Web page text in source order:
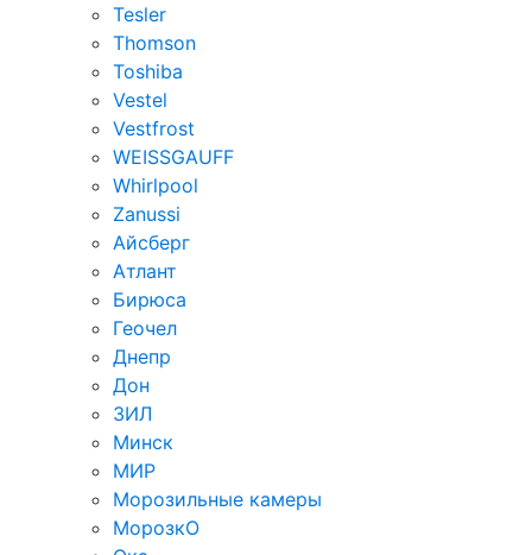
Tesler
Thomson
Toshiba
Vestel
Vestfrost
WEISSGAUFF
Whirlpool
Zanussi
Айсберг
Атлант
Бирюса
Геочел
Днепр
Дон
ЗИЛ
Минск
МИР
Морозильные камеры
МорозкО